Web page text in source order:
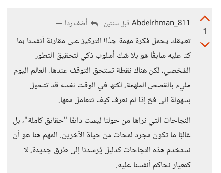
1
Abdelrhman_811 قبل سنتين أضف ردا
تعليقك يحمل فكرة مهمة جدًا! التركيز على مقارنة أنفسنا بما
كنا عليه سابقًا هو بلا شك أسلوب ذكي لتحقيق التطور
الشخصي، لكن هناك نقطة تستحق التوقف عندها. العالم اليوم
مليء بالقصص الملهمة، لكنها في الوقت نفسه قد تتحول
بسهولة إلى فخ إذا لم نعرف كيف نتعامل معها.
النجاحات التي نراها من حولنا ليست دائمًا "حقائق كاملة"، بل
غالبًا ما تكون مجرد لمحات من حياة الآخرين. المهم هنا هو أن
نستخدم هذه النجاحات كدليل يُرشدنا إلى طرق جديدة، لا
كمعيار نحاكم أنفسنا عليه.